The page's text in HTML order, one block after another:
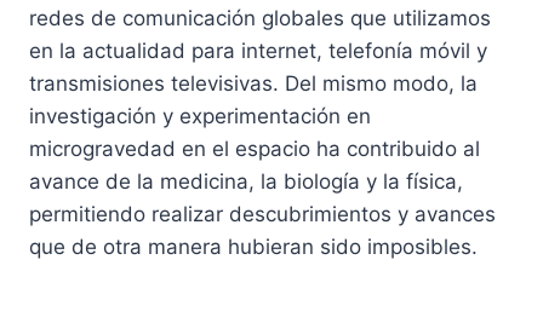
redes de comunicación globales que utilizamos
en la actualidad para internet, telefonía móvil y
transmisiones televisivas. Del mismo modo, la
investigación y experimentación en
microgravedad en el espacio ha contribuido al
avance de la medicina, la biología y la física,
permitiendo realizar descubrimientos y avances
que de otra manera hubieran sido imposibles.